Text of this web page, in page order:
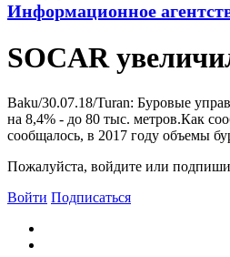
Информационное
SOCAR
Baku/30.07.18/Turan: Буровые
на 8,4% - до 80 тыс. метров.Как
сообщалось, в 2017 году объемы
Пожалуйста, войдите или
Войти Подписаться